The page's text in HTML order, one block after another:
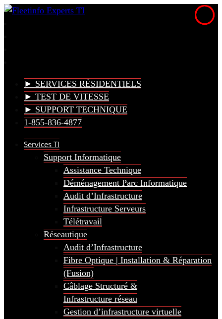
► SERVICES RÉSIDENTIELS
► TEST DE VITESSE
► SUPPORT TECHNIQUE
1-855-836-4877
Services TI
Support Informatique
Assistance Technique
Déménagement Parc Informatique
Audit d’Infrastructure
Infrastructure Serveurs
Télétravail
Réseautique
Audit d’Infrastructure
Fibre Optique | Installation & Réparation
(Fusion)
Câblage Structuré &
Infrastructure réseau
Gestion d’infrastructure virtuelle